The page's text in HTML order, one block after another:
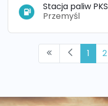
Stacja paliw PKS
Przemyśl
1 2